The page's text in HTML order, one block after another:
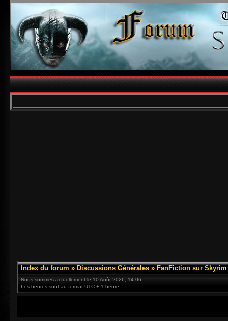
Index du forum » Discussions Générales » FanFiction sur Skyrim
Nous sommes actuellement le 10 Août 2026, 14:06
Les heures sont au format UTC + 1 heure